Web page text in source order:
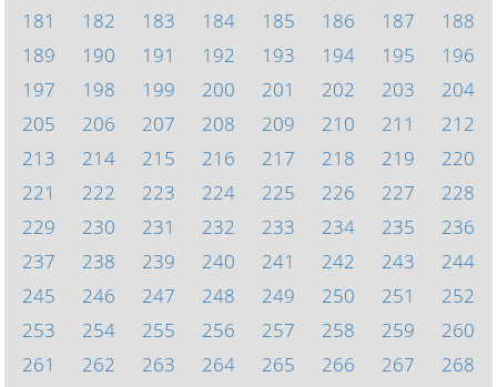
181
182 183 184 185 186 187
188
189
190 191 192 193 194 195
196
197
198 199 200 201 202 203
204
205
206 207 208 209 210 211
212
213
214 215 216 217 218 219
220
221
222 223 224 225 226 227
228
229
230 231 232 233 234 235
236
237
238 239 240 241 242 243
244
245
246 247 248 249 250 251
252
253
254 255 256 257 258 259
260
261
262 263 264 265 266 267
268